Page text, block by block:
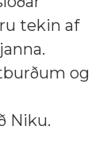
tekin af
og
Niku.